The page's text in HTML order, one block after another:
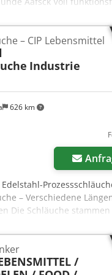
626 km
– CIP Lebensmittel
Industrie
– Verschiedene
Die Schläuche stammen
der Einheiten wurde
erfolgte nicht.
Industrie – Wasser-
/ schwererer
/